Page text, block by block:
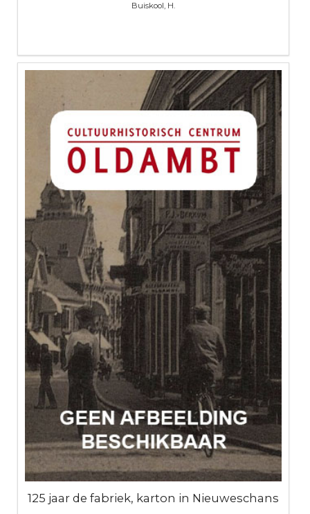
Buiskool, H.
125 jaar de fabriek, karton in Nieuweschans